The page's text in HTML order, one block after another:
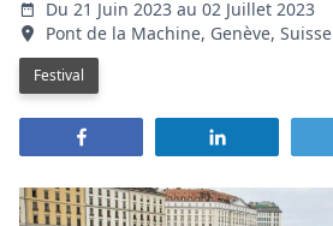
Du 21 Juin 2023 au 02 Juillet 2023
Pont de la Machine, Genève, Suisse
Festival